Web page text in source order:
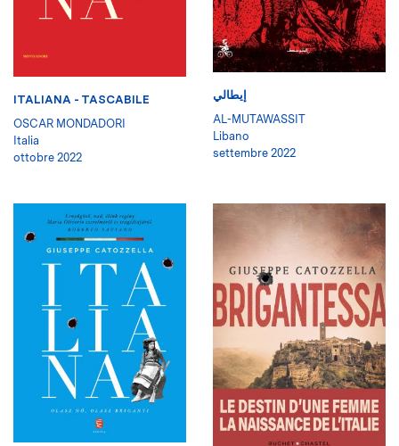
ITALIANA - TASCABILE
OSCAR MONDADORI
Italia
ottobre 2022
إيطالي
AL-MUTAWASSIT
Libano
settembre 2022